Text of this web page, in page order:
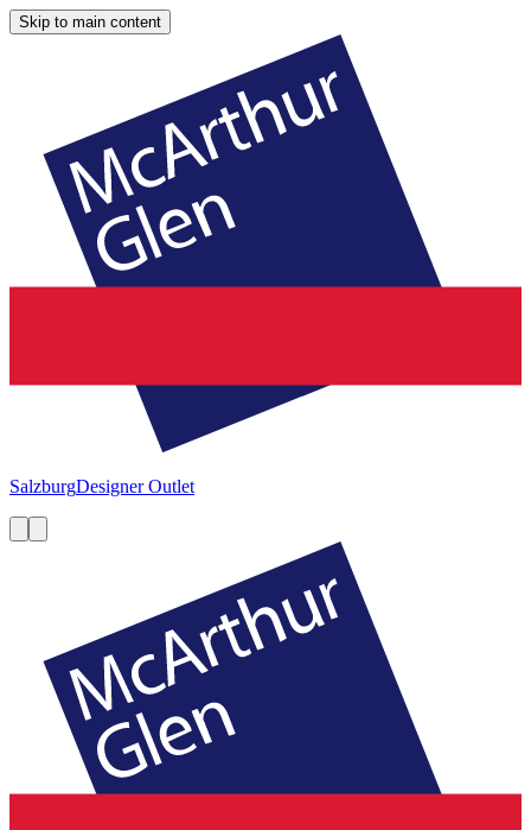
Skip to main content
SalzburgDesigner Outlet